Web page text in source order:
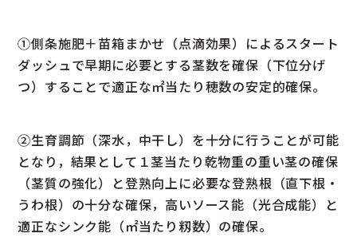
①側条施肥＋苗箱まかせ（点滴効果）によるスタート
ダッシュで早期に必要とする茎数を確保（下位分げ
つ）することで適正な㎡当たり穂数の安定的確保。
②生育調節（深水，中干し）を十分に行うことが可能
となり，結果として１茎当たり乾物重の重い茎の確保
（茎質の強化）と登熟向上に必要な登熟根（直下根・
うわ根）の十分な確保，高いソース能（光合成能）と
適正なシンク能（㎡当たり籾数）の確保。